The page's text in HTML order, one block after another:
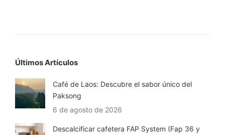
Últimos Artículos
Café de Laos: Descubre el sabor único del
Paksong
6 de agosto de 2026
Descalcificar cafetera FAP System (Fap 36 y